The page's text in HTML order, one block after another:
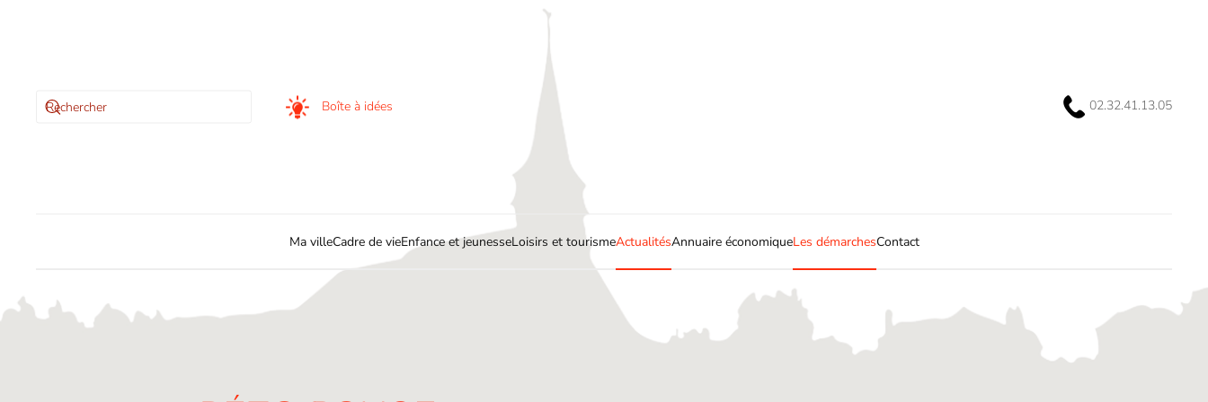
Boîte à idées 02.32.41.13.05
Ma villeCadre de vieEnfance et jeunesseLoisirs et tourismeActualitésAnnuaire économiqueLes démarchesContact